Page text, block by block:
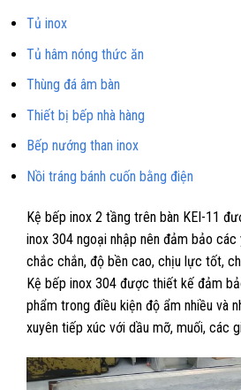
Tủ inox
Tủ hâm nóng thức ăn
Thùng đá âm bàn
Thiết bị bếp nhà hàng
Bếp nướng than inox
Nồi tráng bánh cuốn bằng điện
Kệ bếp inox 2 tầng trên bàn KEI-11
inox 304 ngoại nhập nên đảm bảo
chắc chắn, độ bền cao, chịu lực tốt,
Kệ bếp inox 304 được thiết kế đảm
phẩm trong điều kiện độ ẩm nhiều và
xuyên tiếp xúc với dầu mỡ, muối, các